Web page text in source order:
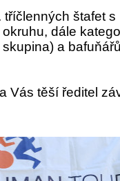
štafet
dále
a
Vás těší ředitel